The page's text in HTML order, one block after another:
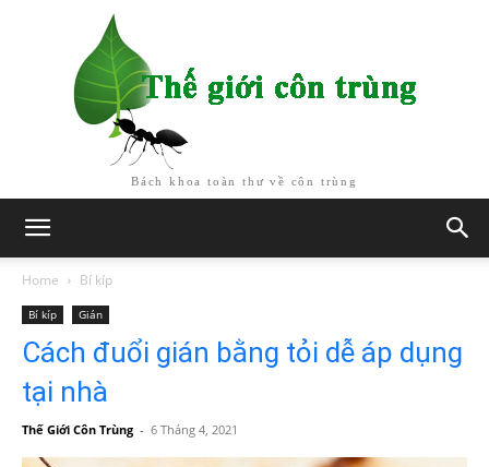
Bách khoa toàn thư về côn trùng
Home Bí kíp
Bí kíp Gián
Cách đuổi gián bằng tỏi dễ áp dụng
tại nhà
Thế Giới Côn Trùng - 6 Tháng 4, 2021